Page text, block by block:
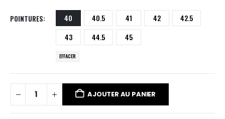
POINTURES 40 40.5 41 42
42.5
43
44.5 45
EFFACER
AJOUTER AU PANIER